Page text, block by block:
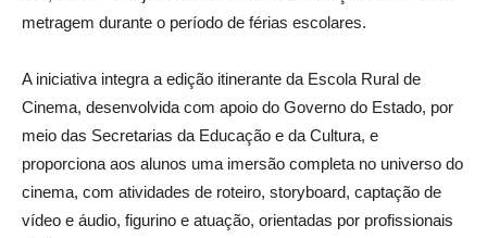
metragem durante o período de férias escolares.
A iniciativa integra a edição itinerante da Escola Rural de
Cinema, desenvolvida com apoio do Governo do Estado, por
meio das Secretarias da Educação e da Cultura, e
proporciona aos alunos uma imersão completa no universo do
cinema, com atividades de roteiro, storyboard, captação de
vídeo e áudio, figurino e atuação, orientadas por profissionais